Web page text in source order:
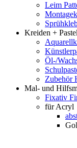
Leim
Kreiden +
Öl-/
Zubehör
Mal- und
Fixativ
für Acryl